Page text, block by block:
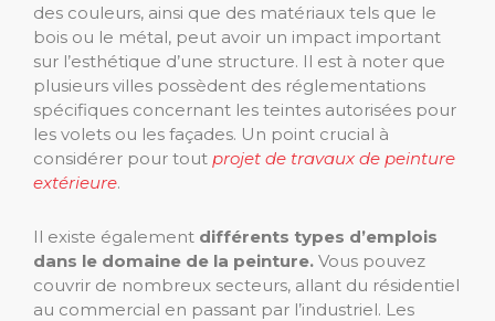
des couleurs, ainsi que des matériaux tels que le
bois ou le métal, peut avoir un impact important
sur l’esthétique d’une structure. Il est à noter que
plusieurs villes possèdent des réglementations
spécifiques concernant les teintes autorisées pour
les volets ou les façades. Un point crucial à
considérer pour tout projet de travaux de peinture
extérieure.
Il existe également différents types d’emplois
dans le domaine de la peinture. Vous pouvez
couvrir de nombreux secteurs, allant du résidentiel
au commercial en passant par l’industriel. Les